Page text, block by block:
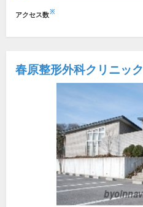
アクセス数※
春原整形外科クリニック